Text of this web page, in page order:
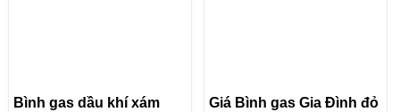
Bình gas dầu khí xám
Giá Bình gas Gia Đình đỏ